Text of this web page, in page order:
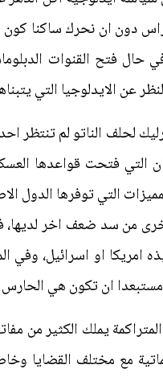
دون ان نحرك ساكنا
فتح القنوات
عن الايدلوجيا التي
لحلف الناتو لم تنتظر
التي فتحت قواعدها
التي توفرها الدول
من سد ضعف اخر لديها،
امريكا او اسرائيل،
مستبعدا ان تكون هي
المتراكمة يملك الكثير
مع مختلف القضايا